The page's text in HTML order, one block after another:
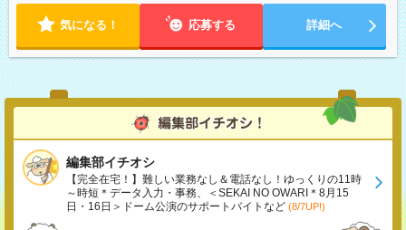
気になる！ 応募する 詳細へ
編集部イチオシ
【完全在宅！】難しい業務なし＆電話なし！ゆっくりの11時
～時短＊データ入力・事務、＜SEKAI NO OWARI＊8月15
日・16日＞ドーム公演のサポートバイトなど (8/7UP!)